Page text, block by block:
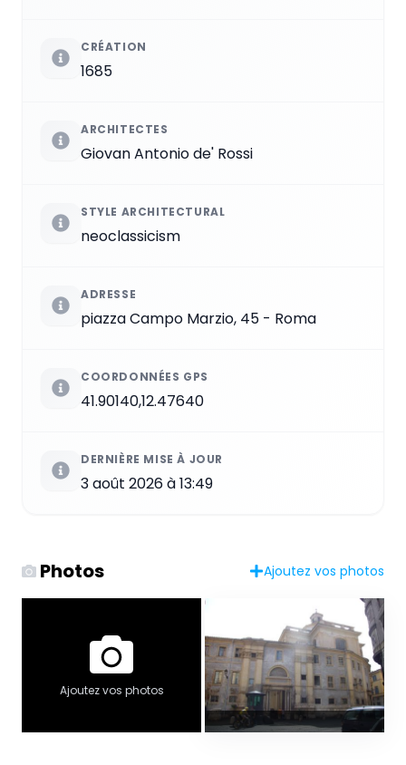
CRÉATION
1685
ARCHITECTES
Giovan Antonio de' Rossi
STYLE ARCHITECTURAL
neoclassicism
ADRESSE
piazza Campo Marzio, 45 - Roma
COORDONNÉES GPS
41.90140,12.47640
DERNIÈRE MISE À JOUR
3 août 2026 à 13:49
Photos Ajoutez vos photos
Ajoutez vos photos